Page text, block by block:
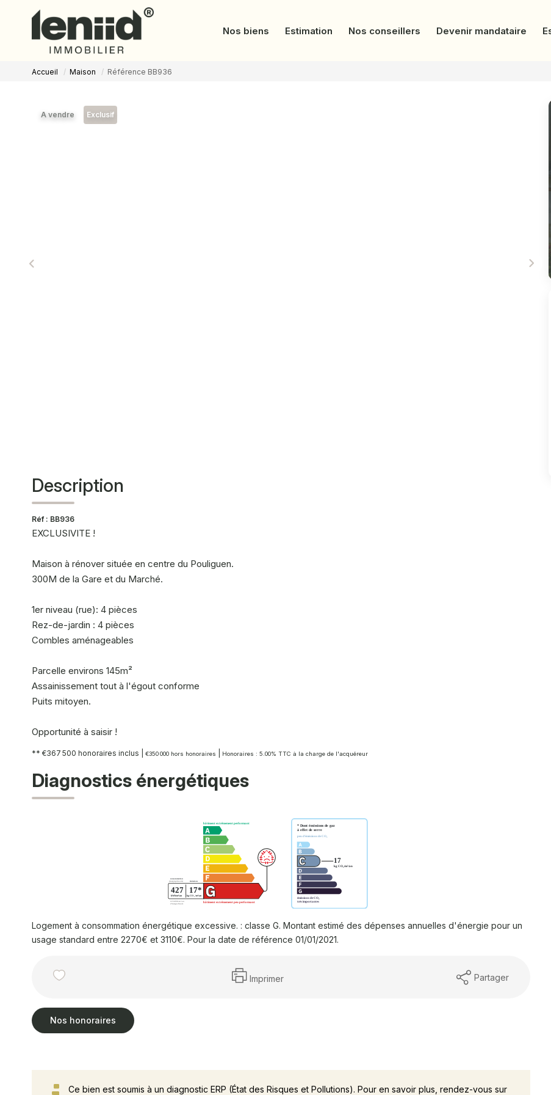
Nos biens Estimation Nos conseillers Devenir mandataire
Accueil Maison Référence BB936
A vendre Exclusif
Description
Réf : BB936
EXCLUSIVITE !
Maison à rénover située en centre du Pouliguen.
300M de la Gare et du Marché.
1er niveau (rue): 4 pièces
Rez-de-jardin : 4 pièces
Combles aménageables
Parcelle environs 145m²
Assainissement tout à l'égout conforme
Puits mitoyen.
Opportunité à saisir !
** €367 500 honoraires inclus €350 000 hors honoraires Honoraires : 5.00% TTC à la charge de l'acquéreur
Diagnostics énergétiques
Logement à consommation énergétique excessive. : classe G. Montant estimé des dépenses annuelles d'énergie pour un
usage standard entre 2270€ et 3110€. Pour la date de référence 01/01/2021.
Imprimer Partager
Nos honoraires
Ce bien est soumis à un diagnostic ERP (État des Risques et Pollutions). Pour en savoir plus, rendez-vous sur